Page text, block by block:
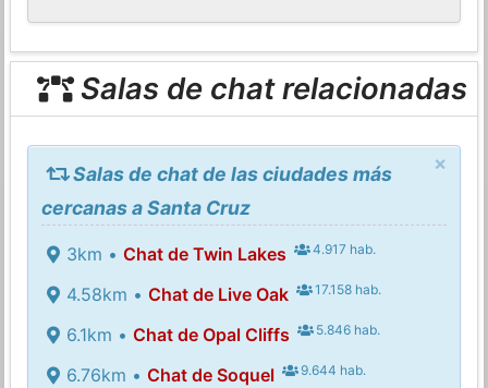
Salas de chat relacionadas
×
Salas de chat de las ciudades más
cercanas a Santa Cruz
3km • Chat de Twin Lakes 4.917 hab.
4.58km • Chat de Live Oak 17.158 hab.
6.1km • Chat de Opal Cliffs 5.846 hab.
6.76km • Chat de Soquel 9.644 hab.